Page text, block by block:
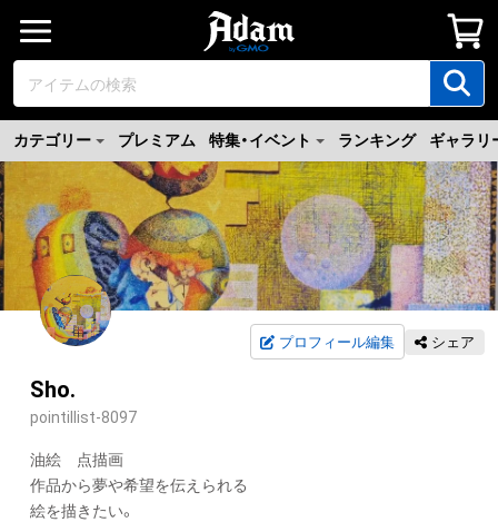
カテゴリー プレミアム 特集・イベント ランキング ギャラリ
プロフィール編集 シェア
Sho.
pointillist-8097
油絵　点描画
作品から夢や希望を伝えられる
絵を描きたい。